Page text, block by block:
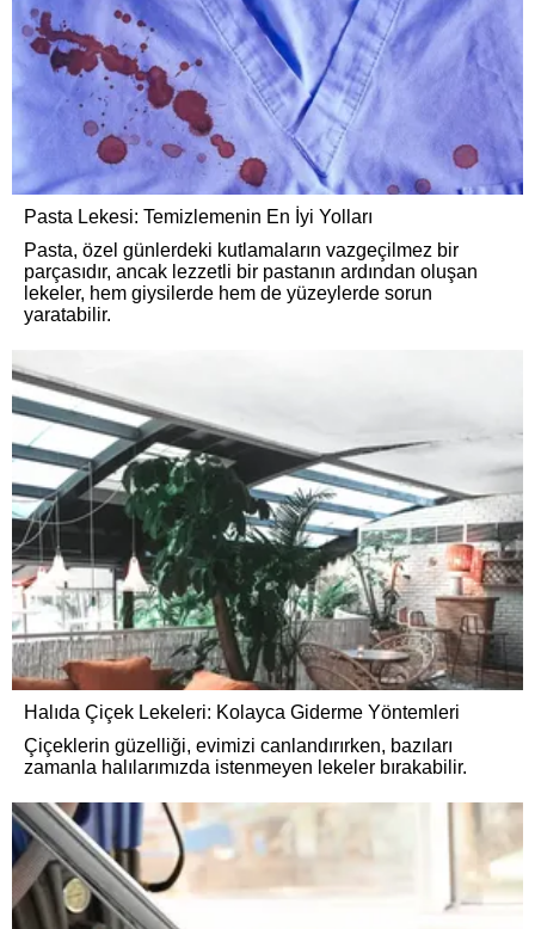
Pasta Lekesi: Temizlemenin En İyi Yolları
Pasta, özel günlerdeki kutlamaların vazgeçilmez bir
parçasıdır, ancak lezzetli bir pastanın ardından oluşan
lekeler, hem giysilerde hem de yüzeylerde sorun
yaratabilir.
Halıda Çiçek Lekeleri: Kolayca Giderme Yöntemleri
Çiçeklerin güzelliği, evimizi canlandırırken, bazıları
zamanla halılarımızda istenmeyen lekeler bırakabilir.